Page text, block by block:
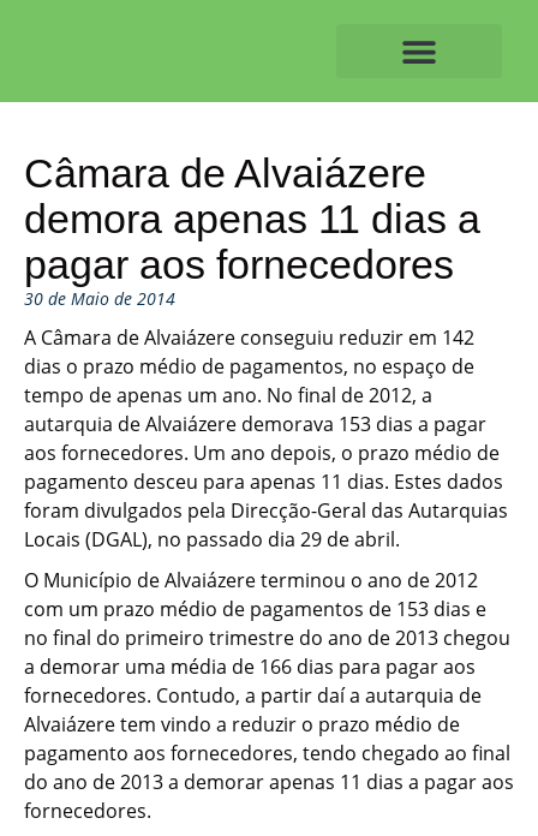
Câmara de Alvaiázere
demora apenas 11 dias a
pagar aos fornecedores
30 de Maio de 2014
A Câmara de Alvaiázere conseguiu reduzir em 142
dias o prazo médio de pagamentos, no espaço de
tempo de apenas um ano. No final de 2012, a
autarquia de Alvaiázere demorava 153 dias a pagar
aos fornecedores. Um ano depois, o prazo médio de
pagamento desceu para apenas 11 dias. Estes dados
foram divulgados pela Direcção-Geral das Autarquias
Locais (DGAL), no passado dia 29 de abril.
O Município de Alvaiázere terminou o ano de 2012
com um prazo médio de pagamentos de 153 dias e
no final do primeiro trimestre do ano de 2013 chegou
a demorar uma média de 166 dias para pagar aos
fornecedores. Contudo, a partir daí a autarquia de
Alvaiázere tem vindo a reduzir o prazo médio de
pagamento aos fornecedores, tendo chegado ao final
do ano de 2013 a demorar apenas 11 dias a pagar aos
fornecedores.